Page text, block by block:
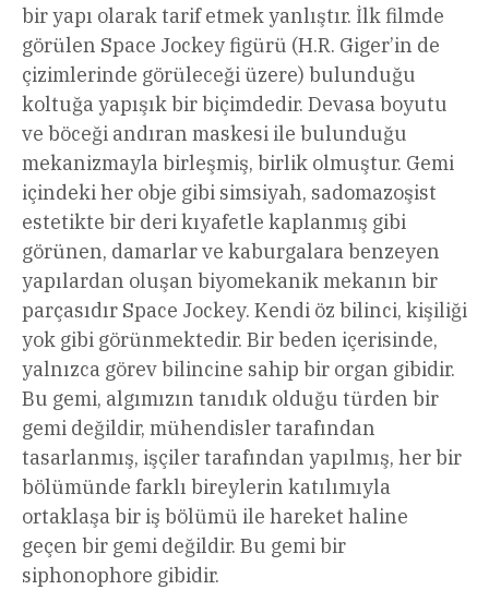
bir yapı olarak tarif etmek yanlıştır. İlk filmde
görülen Space Jockey figürü (H.R. Giger’in de
çizimlerinde görüleceği üzere) bulunduğu
koltuğa yapışık bir biçimdedir. Devasa boyutu
ve böceği andıran maskesi ile bulunduğu
mekanizmayla birleşmiş, birlik olmuştur. Gemi
içindeki her obje gibi simsiyah, sadomazoşist
estetikte bir deri kıyafetle kaplanmış gibi
görünen, damarlar ve kaburgalara benzeyen
yapılardan oluşan biyomekanik mekanın bir
parçasıdır Space Jockey. Kendi öz bilinci, kişiliği
yok gibi görünmektedir. Bir beden içerisinde,
yalnızca görev bilincine sahip bir organ gibidir.
Bu gemi, algımızın tanıdık olduğu türden bir
gemi değildir, mühendisler tarafından
tasarlanmış, işçiler tarafından yapılmış, her bir
bölümünde farklı bireylerin katılımıyla
ortaklaşa bir iş bölümü ile hareket haline
geçen bir gemi değildir. Bu gemi bir
siphonophore gibidir.